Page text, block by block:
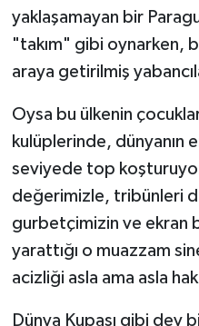
yaklaşamayan bir
"takım" gibi oynarken,
araya getirilmiş
Oysa bu ülkenin
kulüplerinde, dünyanın
seviyede top
değerimizle, tribünleri
gurbetçimizin ve ekran
yarattığı o muazzam
acizliği asla ama asla
Dünya Kupası gibi dev